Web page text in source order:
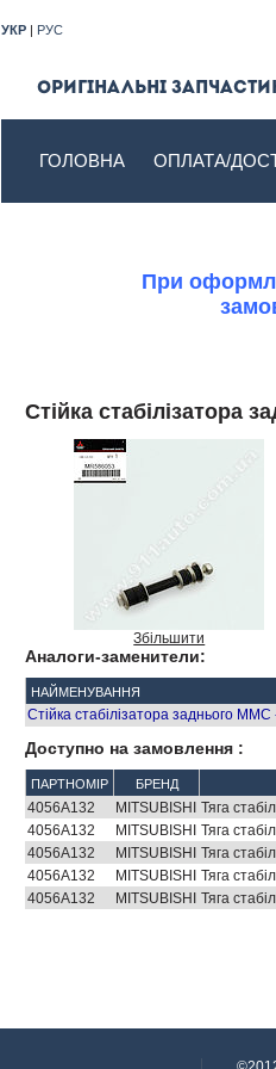
УКР | РУС
Оригінальні
ГОЛОВНА ОПЛАТА/
При
Стійка стабілізатора
Збільшити
Аналоги-заменители:
НАЙМЕНУВАННЯ
Стійка стабілізатора заднього
Доступно на замовлення :
ПАРТНОМІР БРЕНД
4056A132 MITSUBISHI Тяга
4056A132
MITSUBISHI Тяга
4056A132
MITSUBISHI Тяга
4056A132
MITSUBISHI Тяга
4056A132
MITSUBISHI Тяга